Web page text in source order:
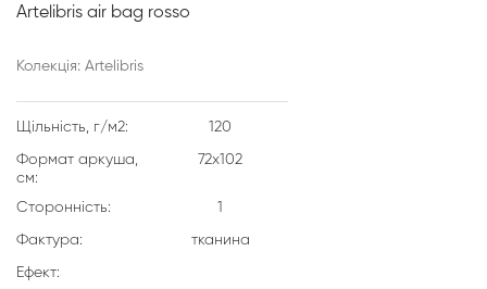
Artelibris air bag rosso
Колекція: Artelibris
Щільність, г/м2: 120
Формат аркуша,
см:
72х102
Сторонність: 1
Фактура: тканина
Ефект: